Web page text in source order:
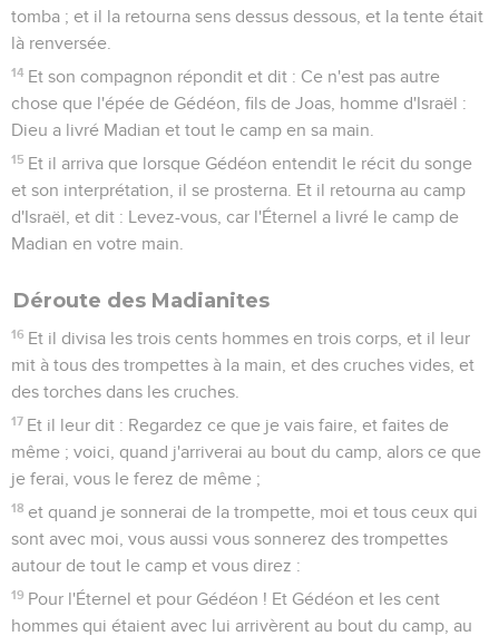
tomba ; et il la retourna sens dessus dessous, et la tente était
là renversée.
14 Et son compagnon répondit et dit : Ce n'est pas autre
chose que l'épée de Gédéon, fils de Joas, homme d'Israël :
Dieu a livré Madian et tout le camp en sa main.
15 Et il arriva que lorsque Gédéon entendit le récit du songe
et son interprétation, il se prosterna. Et il retourna au camp
d'Israël, et dit : Levez-vous, car l'Éternel a livré le camp de
Madian en votre main.
Déroute des Madianites
16 Et il divisa les trois cents hommes en trois corps, et il leur
mit à tous des trompettes à la main, et des cruches vides, et
des torches dans les cruches.
17 Et il leur dit : Regardez ce que je vais faire, et faites de
même ; voici, quand j'arriverai au bout du camp, alors ce que
je ferai, vous le ferez de même ;
18 et quand je sonnerai de la trompette, moi et tous ceux qui
sont avec moi, vous aussi vous sonnerez des trompettes
autour de tout le camp et vous direz :
19 Pour l'Éternel et pour Gédéon ! Et Gédéon et les cent
hommes qui étaient avec lui arrivèrent au bout du camp, au